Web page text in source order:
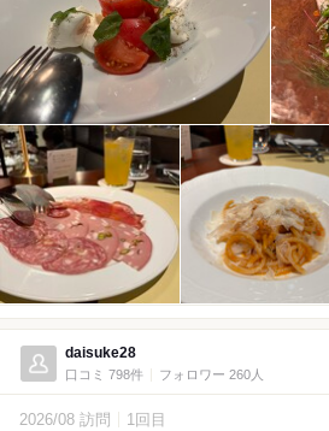
daisuke28
口コミ 798件 フォロワー 260人
2026/08 訪問 1回目